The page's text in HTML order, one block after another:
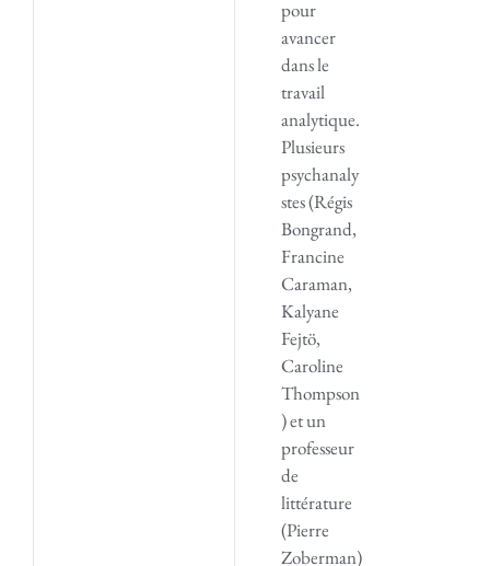
pour
avancer
dans le
travail
analytique.
Plusieurs
psychanaly
stes (Régis
Bongrand,
Francine
Caraman,
Kalyane
Fejtö,
Caroline
Thompson
) et un
professeur
de
littérature
(Pierre
Zoberman)